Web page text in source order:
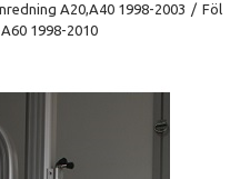
A20,A40 1998-2003 / Föl
1998-2010